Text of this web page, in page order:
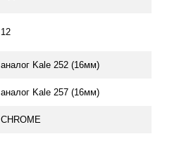
12
аналог Kale 252 (16мм)
аналог Kale 257 (16мм)
CHROME